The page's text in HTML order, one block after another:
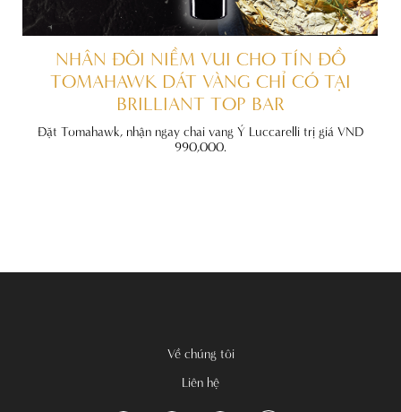
NHÂN ĐÔI NIỀM VUI CHO TÍN ĐỒ
TOMAHAWK DÁT VÀNG CHỈ CÓ TẠI
BRILLIANT TOP BAR
Đặt Tomahawk, nhận ngay chai vang Ý Luccarelli trị giá VND
990,000.
Về chúng tôi
Liên hệ